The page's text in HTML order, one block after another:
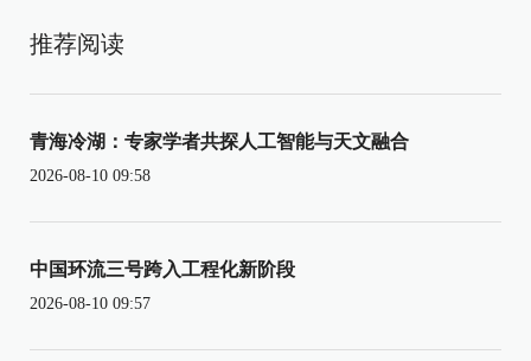
推荐阅读
青海冷湖：专家学者共探人工智能与天文融合
2026-08-10 09:58
中国环流三号跨入工程化新阶段
2026-08-10 09:57